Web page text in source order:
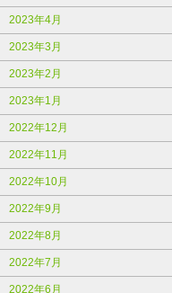
2023年4月
2023年3月
2023年2月
2023年1月
2022年12月
2022年11月
2022年10月
2022年9月
2022年8月
2022年7月
2022年6月